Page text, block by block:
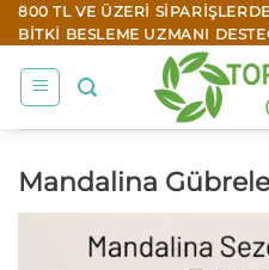
İçeriğe
atla
800 TL VE ÜZERI
BITKI BESLEME UZMANI
Mandalina